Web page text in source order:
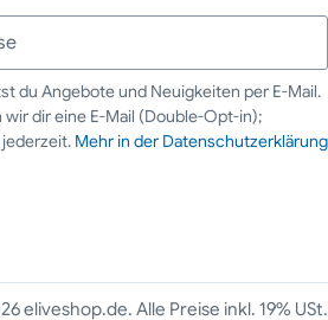
du Angebote und Neuigkeiten per E-Mail.
dir eine E-Mail (Double-Opt-in);
Mehr in der Datenschutzerklärung
eliveshop.de. Alle Preise inkl. 19% USt.